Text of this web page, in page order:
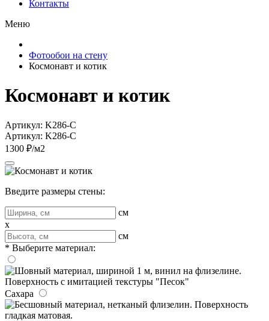
Контакты
Меню
Фотообои на стену
Космонавт и котик
Космонавт и котик
Артикул: K286-C
Артикул: K286-C
1300 ₽/м2
Введите размеры стены:
см
x
см
* Выберите материал:
Сахара